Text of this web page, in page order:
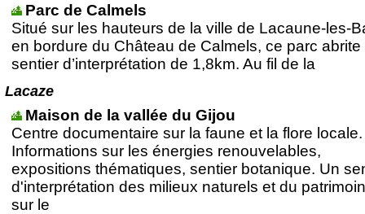
Parc de Calmels
Situé sur les hauteurs de la ville de Lacaune-les-
en bordure du Château de Calmels, ce parc abrite
sentier d’interprétation de 1,8km. Au fil de la
Lacaze
Maison de la vallée du Gijou
Centre documentaire sur la faune et la flore locale.
Informations sur les énergies renouvelables,
expositions thématiques, sentier botanique. Un
d'interprétation des milieux naturels et du
sur le